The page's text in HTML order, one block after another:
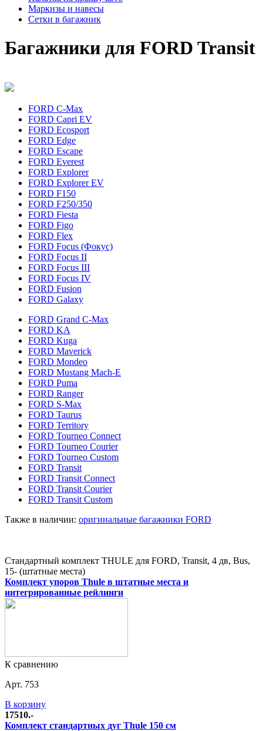
Маркизы и навесы
Сетки в багажник
Багажники для FORD Transit
FORD C-Max
FORD Capri EV
FORD Ecosport
FORD Edge
FORD Escape
FORD Everest
FORD Explorer
FORD Explorer EV
FORD F150
FORD F250/350
FORD Fiesta
FORD Figo
FORD Flex
FORD Focus (Фокус)
FORD Focus II
FORD Focus III
FORD Focus IV
FORD Fusion
FORD Galaxy
FORD Grand C-Max
FORD KA
FORD Kuga
FORD Maverick
FORD Mondeo
FORD Mustang Mach-E
FORD Puma
FORD Ranger
FORD S-Max
FORD Taurus
FORD Territory
FORD Tourneo Connect
FORD Tourneo Courier
FORD Tourneo Custom
FORD Transit
FORD Transit Connect
FORD Transit Courier
FORD Transit Custom
Также в наличии: оригинальные багажники FORD
Стандартный комплект THULE для FORD, Transit, 4 дв, Bus,
15- (штатные места)
Комплект упоров Thule в штатные места и
интегрированные рейлинги
К сравнению
Арт. 753
В корзину
17510.-
Комплект стандартных дуг Thule 150 см